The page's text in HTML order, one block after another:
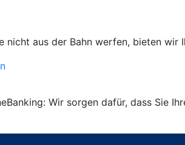
nicht aus der Bahn werfen, bieten wir
Wir sorgen dafür, dass Sie